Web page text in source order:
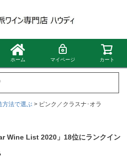
ホーム マイページ カート
方法で選ぶ ピンク／クラスナ･オラ
Wine List 2020」18位にランクイン